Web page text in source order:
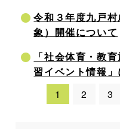
令和３年度九戸
象）開催について
「社会体育・教
習イベント情報」
1
2 3